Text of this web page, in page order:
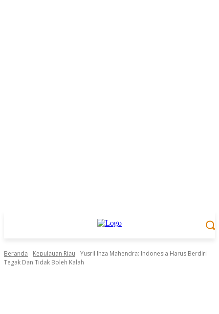
Beranda Kepulauan Riau
Yusril Ihza Mahendra: Indonesia Harus Berdiri
Tegak Dan Tidak Boleh Kalah